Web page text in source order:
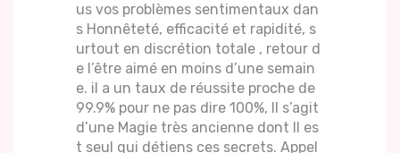
us vos problèmes sentimentaux dan
s Honnêteté, efficacité et rapidité, s
urtout en discrétion totale , retour d
e l’être aimé en moins d’une semain
e. il a un taux de réussite proche de
99.9% pour ne pas dire 100%, Il s’agit
d’une Magie très ancienne dont Il es
t seul qui détiens ces secrets. Appel